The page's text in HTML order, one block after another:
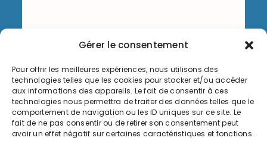
Gérer le consentement
Pour offrir les meilleures expériences, nous utilisons des
technologies telles que les cookies pour stocker et/ou accéder
aux informations des appareils. Le fait de consentir à ces
technologies nous permettra de traiter des données telles que le
comportement de navigation ou les ID uniques sur ce site. Le
fait de ne pas consentir ou de retirer son consentement peut
avoir un effet négatif sur certaines caractéristiques et fonctions.
Envoyer